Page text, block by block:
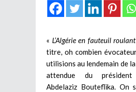
« L’Algérie en fauteuil roulant
titre, oh combien
utilisions au lendemain de
attendue du président
Abdelaziz Bouteflika. On